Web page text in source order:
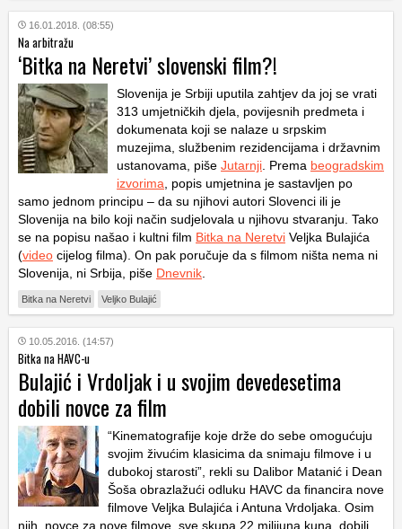
16.01.2018. (08:55)
Na arbitražu
‘Bitka na Neretvi’ slovenski film?!
Slovenija je Srbiji uputila zahtjev da joj se vrati
313 umjetničkih djela, povijesnih predmeta i
dokumenata koji se nalaze u srpskim
muzejima, službenim rezidencijama i državnim
ustanovama, piše Jutarnji . Prema beogradskim
izvorima , popis umjetnina je sastavljen po
samo jednom principu – da su njihovi autori Slovenci ili je
Slovenija na bilo koji način sudjelovala u njihovu stvaranju. Tako
se na popisu našao i kultni film Bitka na Neretvi Veljka Bulajića
(video cijelog filma). On pak poručuje da s filmom ništa nema ni
Slovenija, ni Srbija, piše Dnevnik
Bitka na Neretvi Veljko Bulajić
10.05.2016. (14:57)
Bitka na HAVC-u
Bulajić i Vrdoljak i u svojim devedesetima
dobili novce za film
“Kinematografije koje drže do sebe omogućuju
svojim živućim klasicima da snimaju filmove i u
dubokoj starosti”, rekli su Dalibor Matanić i Dean
Šoša obrazlažući odluku HAVC da financira nove
filmove Veljka Bulajića i Antuna Vrdoljaka. Osim
njih, novce za nove filmove, sve skupa 22 milijuna kuna, dobili